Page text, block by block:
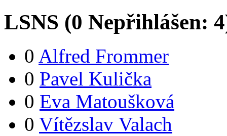
LSNS (0 Nepřihlášen: 4
0 Alfred Frommer
0 Pavel Kulička
0 Eva Matoušková
0 Vítězslav Valach